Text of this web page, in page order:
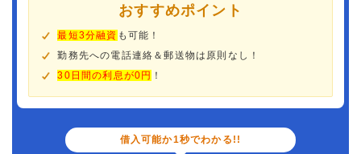
おすすめポイント
最短3分融資 も可能！
勤務先への電話連絡＆郵送物は原則なし！
30日間の利息が0円 ！
借入可能か1秒でわかる!!